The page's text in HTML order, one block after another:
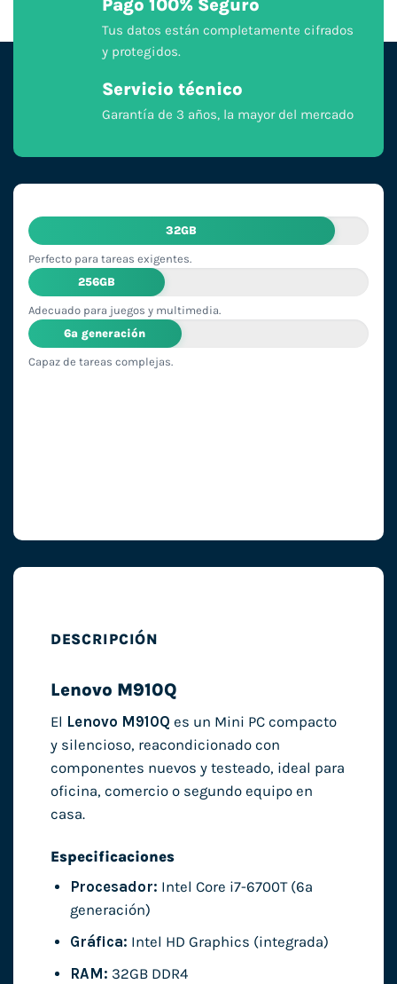
Pago 100% Seguro
Tus datos están completamente cifrados
y protegidos.
Servicio técnico
Garantía de 3 años, la mayor del mercado
32GB
Perfecto para tareas exigentes.
256GB
Adecuado para juegos y multimedia.
6ª generación
Capaz de tareas complejas.
DESCRIPCIÓN
Lenovo M910Q
El Lenovo M910Q es un Mini PC compacto
y silencioso, reacondicionado con
componentes nuevos y testeado, ideal para
oficina, comercio o segundo equipo en
casa.
Especificaciones
Procesador: Intel Core i7-6700T (6ª
generación)
Gráfica: Intel HD Graphics (integrada)
RAM: 32GB DDR4